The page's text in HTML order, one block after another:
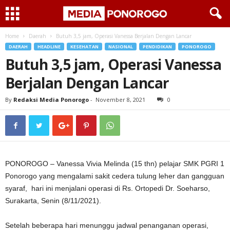
Home Daerah Butuh 3,5 jam, Operasi Vanessa Berjalan Dengan Lancar
DAERAH HEADLINE KESEHATAN NASIONAL PENDIDIKAN PONOROGO
Butuh 3,5 jam, Operasi Vanessa
Berjalan Dengan Lancar
By Redaksi Media Ponorogo - November 8, 2021 0
PONOROGO – Vanessa Vivia Melinda (15 thn) pelajar SMK PGRI 1
Ponorogo yang mengalami sakit cedera tulung leher dan gangguan
syaraf, hari ini menjalani operasi di Rs. Ortopedi Dr. Soeharso,
Surakarta, Senin (8/11/2021).
Setelah beberapa hari menunggu jadwal penanganan operasi,